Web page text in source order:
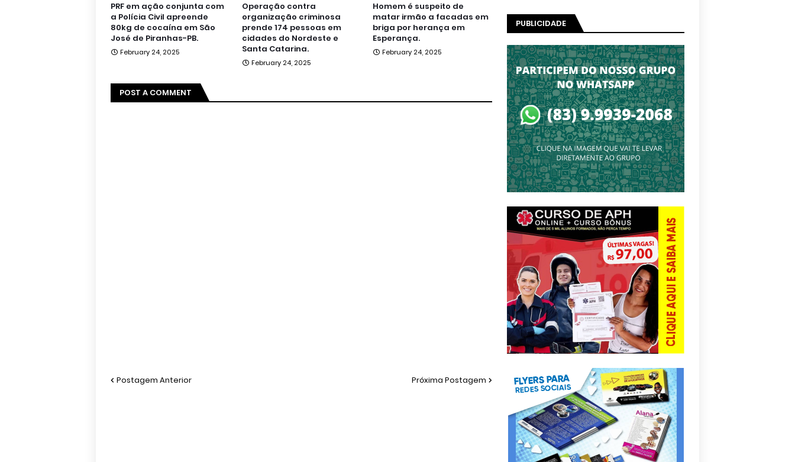
PRF em ação conjunta com
a Polícia Civil apreende
80kg de cocaína em São
José de Piranhas-PB.
February 24, 2025
Operação contra
organização criminosa
prende 174 pessoas em
cidades do Nordeste e
Santa Catarina.
February 24, 2025
Homem é suspeito de
matar irmão a facadas em
briga por herança em
Esperança.
February 24, 2025
POST A COMMENT
Postagem Anterior Próxima Postagem
PUBLICIDADE